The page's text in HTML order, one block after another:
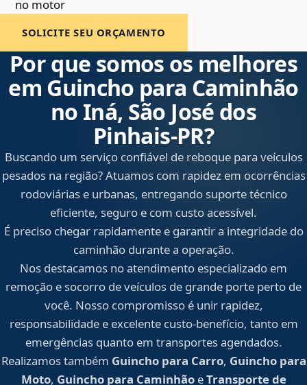
no motor
SOLICITE SEU ORÇAMENTO
Por que somos os melhores
em Guincho para Caminhão
no Iná, São José dos
Pinhais‑PR?
Buscando um serviço confiável de reboque para veículos
pesados na região? Atuamos com rapidez em ocorrências
rodoviárias e urbanas, entregando suporte técnico
eficiente, seguro e com custo acessível.
É preciso chegar rapidamente e garantir a integridade do
caminhão durante a operação.
Nos destacamos no atendimento especializado em
remoção e socorro de veículos de grande porte perto de
você. Nosso compromisso é unir rapidez,
responsabilidade e excelente custo-benefício, tanto em
emergências quanto em transportes agendados.
Realizamos também Guincho para Carro, Guincho para
Moto, Guincho para CaminhãoeTransporte de